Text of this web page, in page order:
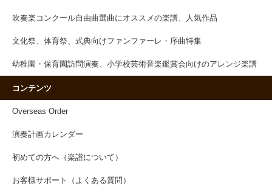
吹奏楽コンクール自由曲選曲にオススメの楽譜、人気作品
文化祭、体育祭、式典向けファンファーレ・序曲特集
幼稚園・保育園訪問演奏、小学校芸術音楽鑑賞会向けのアレンジ楽譜
コンテンツ
Overseas Order
演奏計画カレンダー
初めての方へ（楽譜について）
お客様サポート（よくある質問）